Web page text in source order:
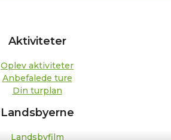
Aktiviteter
Oplev aktiviteter
Anbefalede ture
Din turplan
Landsbyerne
Landsbyfilm